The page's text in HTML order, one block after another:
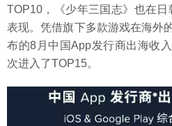
TOP10，《少年三国志》也在
表现。凭借旗下多款游戏在海外
布的8月中国App发行商出海收
次进入了TOP15。